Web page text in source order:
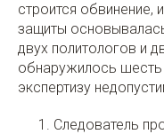
строится обвинение,
защиты
двух политологов и
обнаружилось шесть
экспертизу
Следователь